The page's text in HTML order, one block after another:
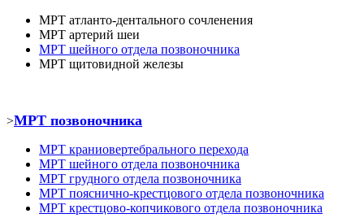
МРТ атланто-дентального сочленения
МРТ артерий шеи
МРТ шейного отдела позвоночника
МРТ щитовидной железы
>МРТ позвоночника
МРТ краниовертебрального перехода
МРТ шейного отдела позвоночника
МРТ грудного отдела позвоночника
МРТ пояснично-крестцового отдела позвоночника
МРТ крестцово-копчикового отдела позвоночника